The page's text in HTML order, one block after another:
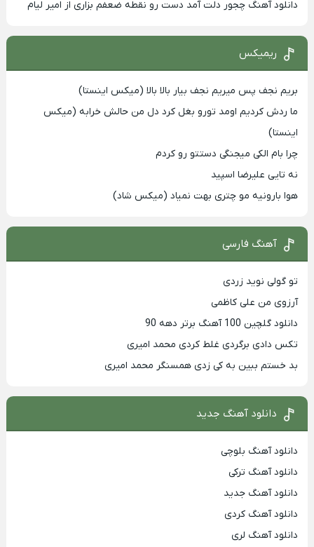
دانلود آهنگ چجور دلت آمد دست رو نقطه ضعفم بزاری از امیر لیام
ریمیکس
بریم نجف پس میریم نجف بیار بالا بالا (میکس اینستا)
ما ردش کردیم اومد تورو بغل کرد دل من حالش خرابه (میکس
اینستا)
چرا بام الکی میجنگی دستتو رو کردم
نه تایی علیرضا اسپید
هوا بارونیه مو چتری بهت نمیاد (میکس شاد)
آهنگ فارسی
تو گولی نوید زردی
آرزوی من علی کاظمی
دانلود گلچین 100 آهنگ برتر دهه 90
تکس دادی برگردی غلط کردی محمد امیری
بد خستم ببین به کی زدی همسنگر محمد امیری
دانلود آهنگ جدید
دانلود آهنگ بلوچی
دانلود آهنگ ترکی
دانلود آهنگ جدید
دانلود آهنگ کردی
دانلود آهنگ لری